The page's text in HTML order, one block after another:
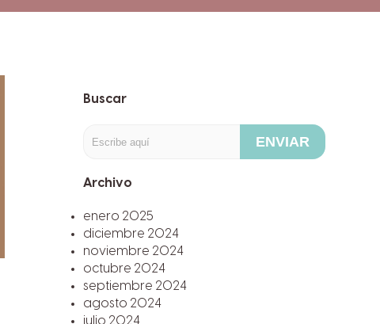
Buscar
ENVIAR
Archivo
enero 2025
diciembre 2024
noviembre 2024
octubre 2024
septiembre 2024
agosto 2024
julio 2024